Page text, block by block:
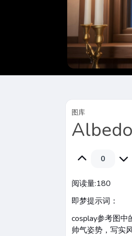
图库
0
阅读量:180
即梦提示词：
cosplay参考图中
帅气姿势，写实